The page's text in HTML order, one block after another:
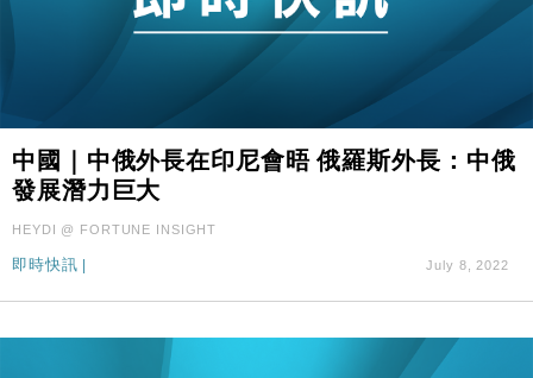
中國｜中俄外長在印尼會晤 俄羅斯外長：中俄
發展潛力巨大
HEYDI @ FORTUNE INSIGHT
即時快訊 | July 8, 2022